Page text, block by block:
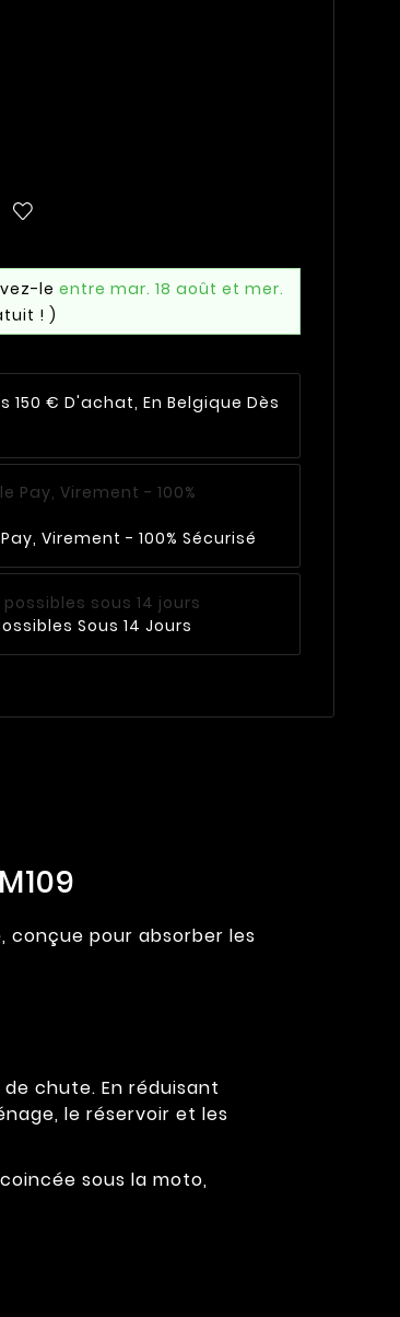
le entre mar. 18 août et mer.
! )
150 € D'achat, En Belgique Dès
Virement - 100% Sécurisé
Sous 14 Jours
pour absorber les
chute. En réduisant
le réservoir et les
sous la moto,